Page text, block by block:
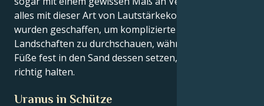
alles mit dieser Art von Lautstärkekontrolle. Sie
wurden geschaffen, um komplizierte emotionale
Landschaften zu durchschauen, während Sie Ihre
Füße fest in den Sand dessen setzen, was Sie für
richtig halten.
Uranus in Schütze